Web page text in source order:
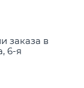
заказа в
6-я